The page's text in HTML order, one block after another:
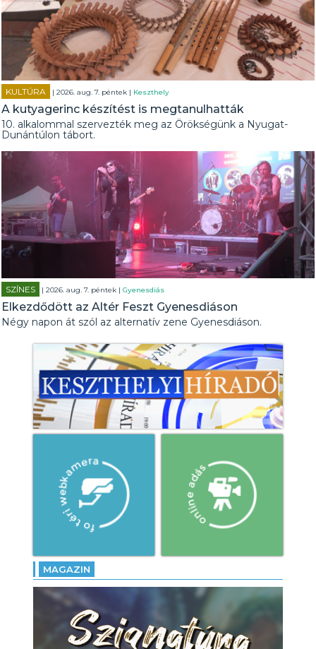
KULTÚRA | 2026. aug. 7. péntek | Keszthely
A kutyagerinc készítést is megtanulhatták
10. alkalommal szervezték meg az Örökségünk a Nyugat-
Dunántúlon tábort.
SZÍNES | 2026. aug. 7. péntek |Gyenesdiás
Elkezdődött az Altér Feszt Gyenesdiáson
Négy napon át szól az alternatív zene Gyenesdiáson.
MAGAZIN